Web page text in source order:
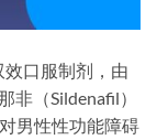
效口服制剂，由
非（Sildenafil）
男性性功能障碍